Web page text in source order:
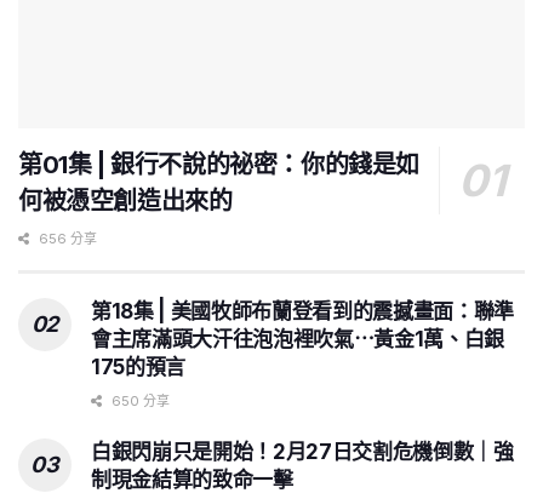
第01集 | 銀行不說的祕密：你的錢是如
何被憑空創造出來的
656 分享
第18集 | 美國牧師布蘭登看到的震撼畫面：聯準
會主席滿頭大汗往泡泡裡吹氣⋯黃金1萬、白銀
175的預言
650 分享
白銀閃崩只是開始！2月27日交割危機倒數｜強
制現金結算的致命一擊